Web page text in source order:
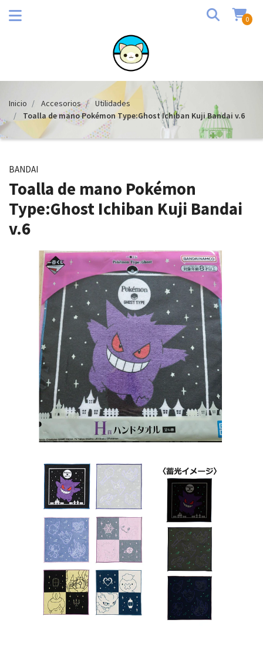
0
Inicio Accesorios
Utilidades
Toalla de mano Pokémon Type:Ghost Ichiban Kuji Bandai v.6
BANDAI
Toalla de mano Pokémon
Type:Ghost Ichiban Kuji Bandai
v.6